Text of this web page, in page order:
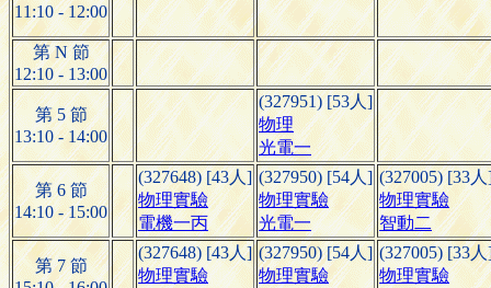
11:10 - 12:00
第 N 節
12:10 - 13:00
第 5 節
13:10 - 14:00
(327951) [53人]
物理
光電一
第 6 節
14:10 - 15:00
(327648) [43人]
物理實驗
電機一丙
(327950) [54人]
物理實驗
光電一
(327005) [33
物理實驗
智動二
第 7 節
(327648) [43人]
物理實驗
(327950) [54人]
物理實驗
(327005) [33
物理實驗